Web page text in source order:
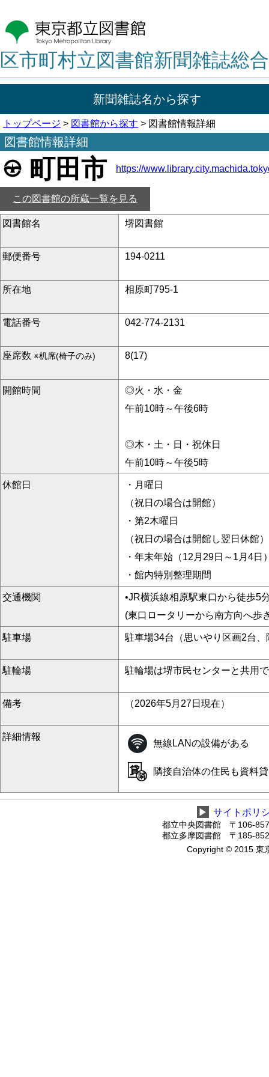
区市町村立図書館新聞雑誌総
新聞雑誌名から探す
トップページ > 図書館から探す > 図書館情報詳細
図書館情報詳細
町田市 https://
この図書館の所蔵一覧を見る
図書館名 堺図書館
郵便番号 194-0211
所在地 相原町795-1
電話番号 042-774-2131
座席数 ※机席(椅子のみ) 8(17)
開館時間
◎火・水・金
午前10時～午後6時
◎木・土・日・祝休日
午前10時～午後5時
休館日
・月曜日
（祝日の場合は開館）
・第2木曜日
（祝日の場合は開館し翌日休館）
・年末年始（12月29日～1月4日
・館内特別整理期間
交通機関
•JR横浜線相原駅東口から徒歩5
(東口ロータリーから南方向へ歩
駐車場 駐車場34台（思いやり区画2台
駐輪場 駐輪場は堺市民センターと共用
備考 （2026年5月27日現在）
詳細情報
無線LANの設備がある
隣接自治体の住民も資料
▶ サイトポリ
都立中央図書館 〒106-
都立多摩図書館 〒185-
Copyright © 2015 東